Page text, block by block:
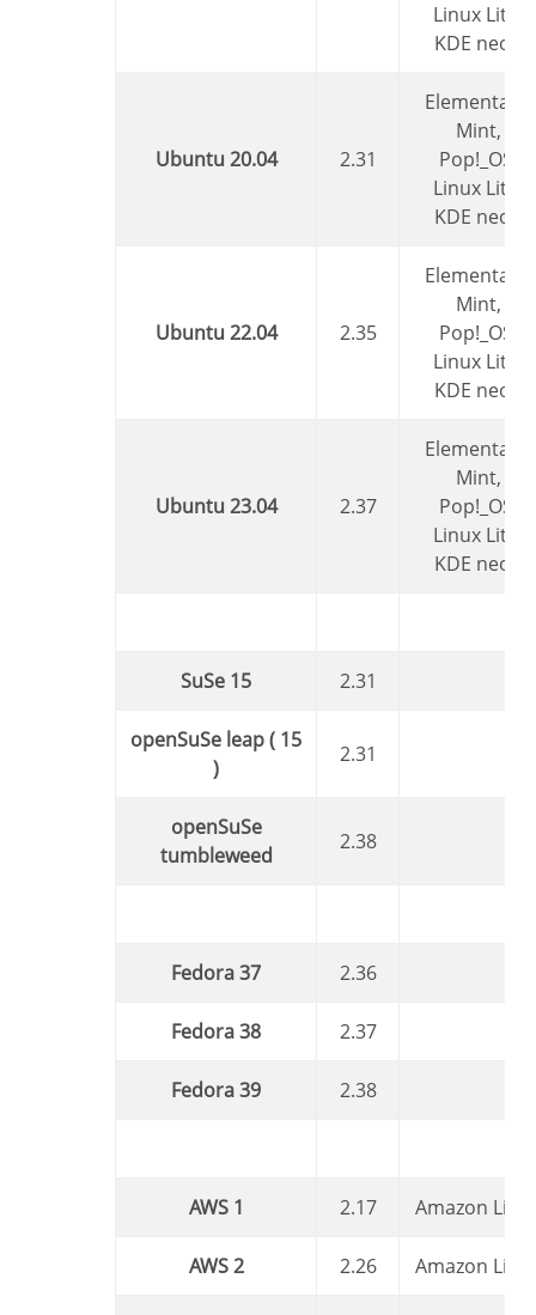
Linux Lite,
KDE neon
Ubuntu 20.04 2.31
Elementary,
Mint,
Pop!_OS,
Linux Lite,
KDE neon
Ubuntu 22.04 2.35
Elementary,
Mint,
Pop!_OS,
Linux Lite,
KDE neon
Ubuntu 23.04 2.37
Elementary,
Mint,
Pop!_OS,
Linux Lite,
KDE neon
SuSe 15 2.31
openSuSe leap ( 15
)
2.31
openSuSe
tumbleweed
2.38
Fedora 37 2.36
Fedora 38 2.37
Fedora 39 2.38
AWS 1 2.17 Amazon
AWS 2 2.26 Amazon